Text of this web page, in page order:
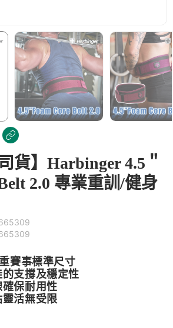
貨】Harbinger 4.5＂
2.0 專業重訓/健身
賽事標準尺寸
支撐及穩定性
保耐用性
活無受限